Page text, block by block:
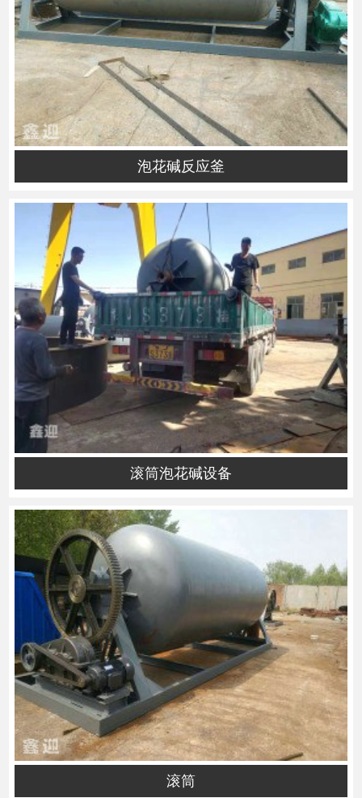
泡花碱反应釜
滚筒泡花碱设备
滚筒